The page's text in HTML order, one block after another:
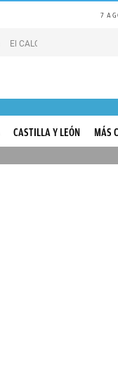
7
El CALOR de Suiza
CASTILLA Y LEÓN
MÁS